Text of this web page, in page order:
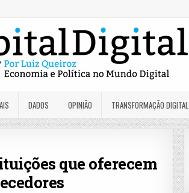
DADOS OPINIÃO TRANSFORMAÇÃO DIGITAL
que oferecem